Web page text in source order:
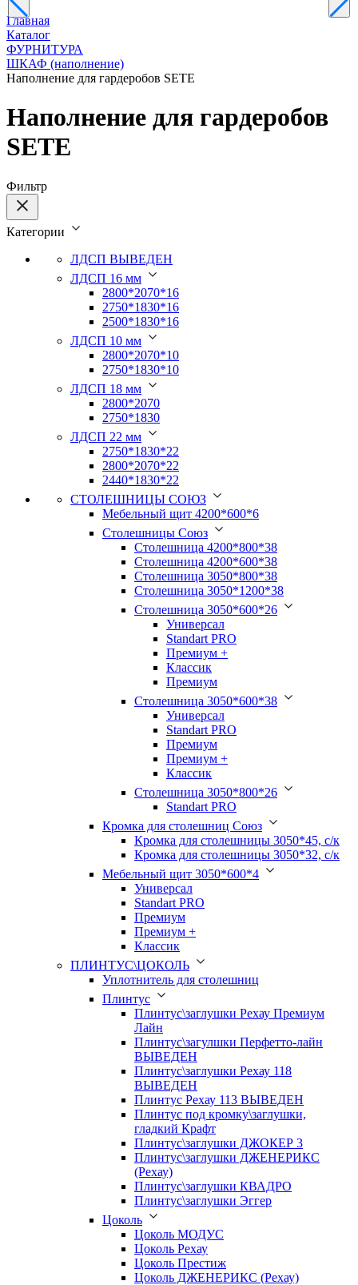
Главная
Каталог
ФУРНИТУРА
ШКАФ (наполнение)
Наполнение для гардеробов SETE
Наполнение для гардеробов
SETE
Фильтр
Категории
ЛДСП ВЫВЕДЕН
ЛДСП 16 мм
2800*2070*16
2750*1830*16
2500*1830*16
ЛДСП 10 мм
2800*2070*10
2750*1830*10
ЛДСП 18 мм
2800*2070
2750*1830
ЛДСП 22 мм
2750*1830*22
2800*2070*22
2440*1830*22
СТОЛЕШНИЦЫ СОЮЗ
Мебельный щит 4200*600*6
Столешницы Союз
Столешница 4200*800*38
Столешница 4200*600*38
Столешница 3050*800*38
Столешница 3050*1200*38
Столешница 3050*600*26
Универсал
Standart PRO
Премиум +
Классик
Премиум
Столешница 3050*600*38
Универсал
Standart PRO
Премиум
Премиум +
Классик
Столешница 3050*800*26
Standart PRO
Кромка для столешниц Союз
Кромка для столешницы 3050*45, с/к
Кромка для столешницы 3050*32, с/к
Мебельный щит 3050*600*4
Универсал
Standart PRO
Премиум
Премиум +
Классик
ПЛИНТУС\ЦОКОЛЬ
Уплотнитель для столешниц
Плинтус
Плинтус\заглушки Рехау Премиум
Лайн
Плинтус\загулшки Перфетто-лайн
ВЫВЕДЕН
Плинтус\заглушки Рехау 118
ВЫВЕДЕН
Плинтус Рехау 113 ВЫВЕДЕН
Плинтус под кромку\заглушки,
гладкий Крафт
Плинтус\заглушки ДЖОКЕР 3
Плинтус\заглушки ДЖЕНЕРИКС
(Рехау)
Плинтус\заглушки КВАДРО
Плинтус\заглушки Эггер
Цоколь
Цоколь МОДУС
Цоколь Рехау
Цоколь Престиж
Цоколь ДЖЕНЕРИКС (Рехау)